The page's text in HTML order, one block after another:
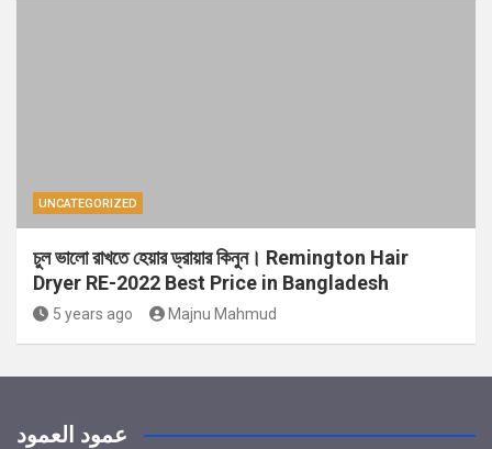
UNCATEGORIZED
চুল ভালো রাখতে হেয়ার ড্রায়ার কিনুন। Remington Hair
Dryer RE-2022 Best Price in Bangladesh
5 years ago Majnu Mahmud
عمود العمود